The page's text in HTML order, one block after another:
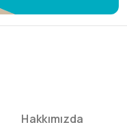
Hakkımızda